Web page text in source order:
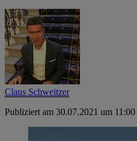
Claus Schweitzer
Publiziert am 30.07.2021 um